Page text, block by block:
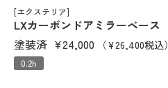
[エクステリア]
LXカーボンドアミラーベース
塗装済 ¥24,000 （¥26,400税込）
0.2h